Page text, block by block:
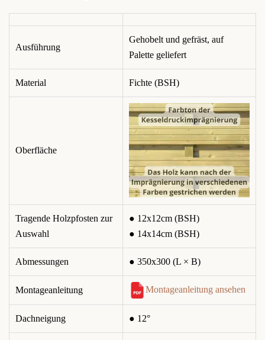
Ausführung
Gehobelt und gefräst, auf
Palette geliefert
Material Fichte (BSH)
Oberfläche
Tragende Holzpfosten zur
Auswahl
● 12x12cm (BSH)
● 14x14cm (BSH)
Abmessungen ● 350x300 (L × B)
Montageanleitung Montageanleitung ansehen
Dachneigung ● 12°